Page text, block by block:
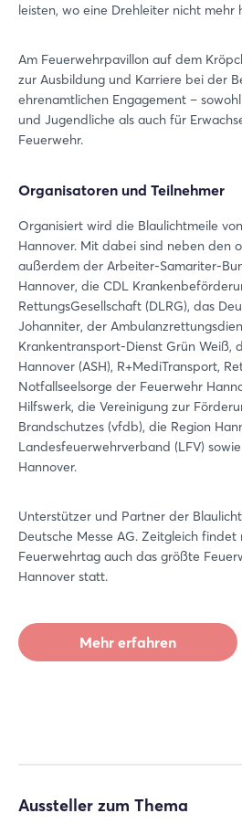
leisten, wo eine Drehleiter nicht mehr
Am Feuerwehrpavillon auf dem
zur Ausbildung und Karriere bei der
ehrenamtlichen Engagement –
und Jugendliche als auch für
Feuerwehr.
Organisatoren und Teilnehmer
Organisiert wird die Blaulichtmeile
Hannover. Mit dabei sind neben den
außerdem der Arbeiter-Samariter-
Hannover, die CDL
RettungsGesellschaft (DLRG), das
Johanniter, der
Krankentransport-Dienst Grün Weiß,
Hannover (ASH), R+MediTransport,
Notfallseelsorge der Feuerwehr
Hilfswerk, die Vereinigung zur
Brandschutzes (vfdb), die Region
Landesfeuerwehrverband (LFV)
Hannover.
Unterstützer und Partner der
Deutsche Messe AG. Zeitgleich
Feuerwehrtag auch das größte
Hannover statt.
Mehr erfahren
Aussteller zum Thema